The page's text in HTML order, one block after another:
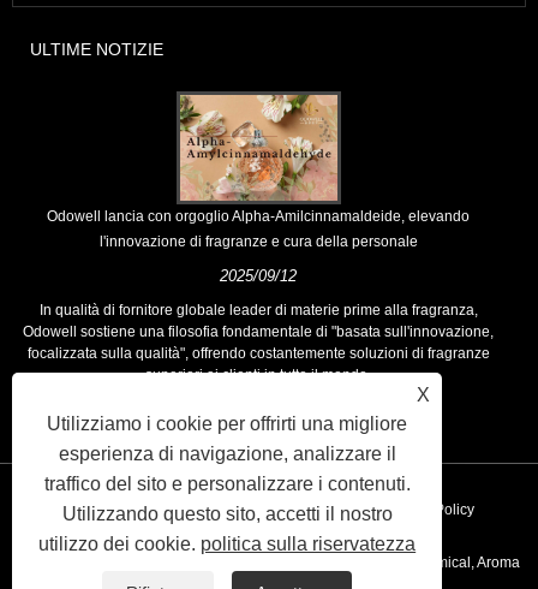
ULTIME NOTIZIE
Odowell lancia con orgoglio Alpha-Amilcinnamaldeide, elevando
l'innovazione di fragranze e cura della personale
2025/09/12
In qualità di fornitore globale leader di materie prime alla fragranza,
Odowell sostiene una filosofia fondamentale di "basata sull'innovazione,
focalizzata sulla qualità", offrendo costantemente soluzioni di fragranze
superiori ai clienti in tutto il mondo.
Collegamenti Sitemap RSS XML Privacy Policy
Copyright © 2020 Kunshan Odowell Co., Ltd - China Aroma Chemical, Aroma
X
Utilizziamo i cookie per offrirti una migliore
esperienza di navigazione, analizzare il
traffico del sito e personalizzare i contenuti.
Utilizzando questo sito, accetti il ​​nostro
utilizzo dei cookie. politica sulla riservatezza